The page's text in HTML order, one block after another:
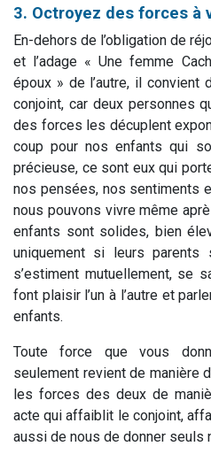
3. Octroyez des forces à
En-dehors de l’obligation de
et l’adage « Une femme
époux » de l’autre, il
conjoint, car deux personnes
des forces les décuplent
coup pour nos enfants qui
précieuse, ce sont eux qui
nos pensées, nos sentiments
nous pouvons vivre même
enfants sont solides, bien
uniquement si leurs parents
s’estiment mutuellement, se
font plaisir l’un à l’autre et
enfants.
Toute force que vous
seulement revient de manière
les forces des deux de
acte qui affaiblit le conjoint,
aussi de nous de donner seuls